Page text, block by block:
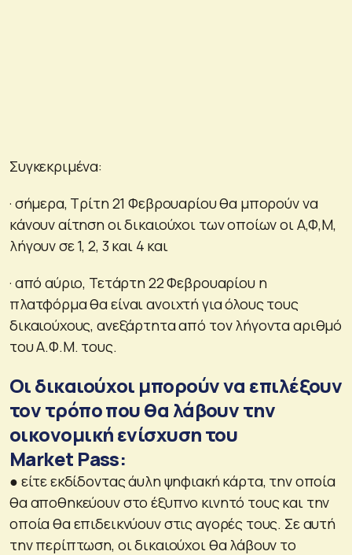
Συγκεκριμένα:
· σήμερα, Τρίτη 21 Φεβρουαρίου θα μπορούν να
κάνουν αίτηση οι δικαιούχοι των οποίων οι Α,Φ,Μ,
λήγουν σε 1, 2, 3 και 4 και
· από αύριο, Τετάρτη 22 Φεβρουαρίου η
πλατφόρμα θα είναι ανοιχτή για όλους τους
δικαιούχους, ανεξάρτητα από τον λήγοντα αριθμό
του Α.Φ.Μ. τους.
Οι δικαιούχοι μπορούν να επιλέξουν
τον τρόπο που θα λάβουν την
οικονομική ενίσχυση του
Market Pass:
● είτε εκδίδοντας άυλη ψηφιακή κάρτα, την οποία
θα αποθηκεύουν στο έξυπνο κινητό τους και την
οποία θα επιδεικνύουν στις αγορές τους. Σε αυτή
την περίπτωση, οι δικαιούχοι θα λάβουν το